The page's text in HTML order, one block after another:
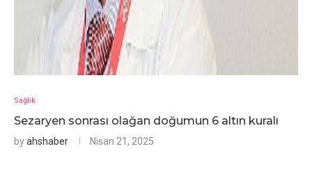
Sağlık
Sezaryen sonrası olağan doğumun 6 altın kuralı
byahshaber Nisan 21, 2025